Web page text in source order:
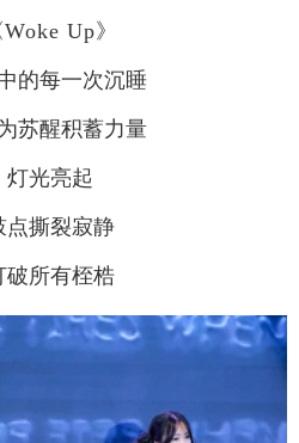
Woke Up》
的每一次沉睡
苏醒积蓄力量
灯光亮起
点撕裂寂静
破所有桎梏